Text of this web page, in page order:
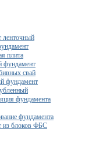
ленточный
плита
фундамент
свай
фундамент
фундамента
фундамента
из блоков ФБС